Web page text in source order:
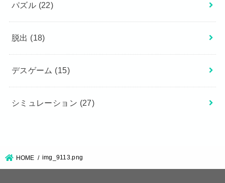
パズル (22)
脱出 (18)
デスゲーム (15)
シミュレーション (27)
HOME img_9113.png